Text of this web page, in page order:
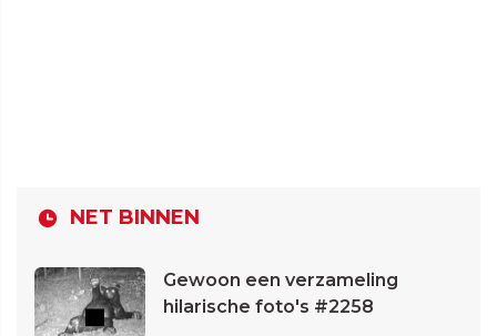
NET BINNEN
Gewoon een verzameling
hilarische foto's #2258